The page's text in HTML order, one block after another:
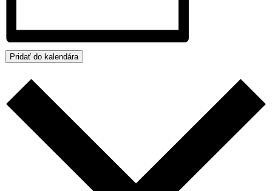
Pridať do kalendára